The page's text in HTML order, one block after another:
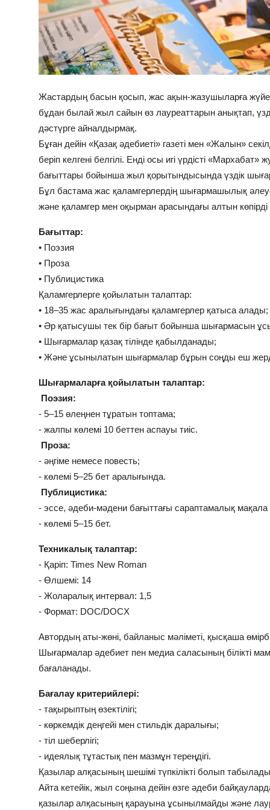
Жастардың басын қосып, жас ақын-жазушыларға
бұдан былай жыл сайын өз лауреаттарын анықтап,
дәстүрге айналдырмақ.
Бұған дейін «Қазақ әдебиеті» газеті мен «Жалын»
беріп келгені белгілі. Енді осы игі үрдісті
бағыттары бойынша жыл қорытындысында үздік
Бұл бастама жас қаламгерлердің шығармашылық
және қаламгер мен оқырман арасындағы алтын көпірді
Бағыттар:
• Поэзия
• Проза
• Публицистика
Қаламгерлерге қойылатын талаптар:
• 18–35 жас аралығындағы қаламгерлер қатыса алады;
• Әр қатысушы тек бір бағыт бойынша шығармасын
• Шығармалар қазақ тілінде қабылданады;
• Және ұсынылатын шығармалар бұрын соңды еш
Шығармаларға қойылатын талаптар:
Поэзия:
- 5–15 өлеңнен тұратын топтама;
- жалпы көлемі 10 беттен аспауы тиіс.
Проза:
- әңгіме немесе повесть;
- көлемі 5–25 бет аралығында.
Публицистика:
- эссе, әдеби-мәдени бағыттағы сараптамалық мақала
- көлемі 5–15 бет.
Техникалық талаптар:
- Қаріп: Times New Roman
- Өлшемі: 14
- Жоларалық интервал: 1,5
- Формат: DOC/DOCX
Автордың аты-жөні, байланыс мәліметі, қысқаша
Шығармалар әдебиет пен медиа саласының білікті
бағаланады.
Бағалау критерийлері:
- тақырыптың өзектілігі;
- көркемдік деңгейі мен стильдік даралығы;
- тіл шеберлігі;
- идеялық тұтастық пен мазмұн тереңдігі.
Қазылар алқасының шешімі түпкілікті болып
Айта кетейік, жыл соңына дейін өзге әдеби
қазылар алқасының қарауына ұсынылмайды және